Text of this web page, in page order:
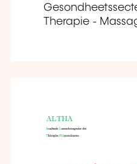
Therapie -